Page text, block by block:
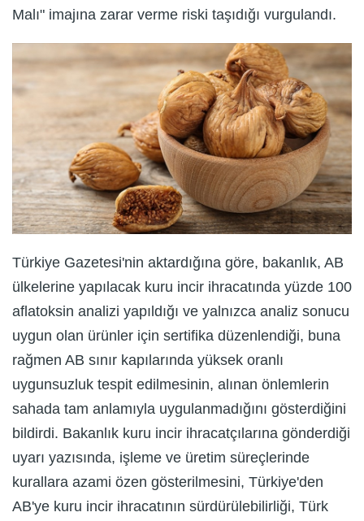
Malı" imajına zarar verme riski taşıdığı vurgulandı.
Türkiye Gazetesi'nin aktardığına göre, bakanlık, AB
ülkelerine yapılacak kuru incir ihracatında yüzde 100
aflatoksin analizi yapıldığı ve yalnızca analiz sonucu
uygun olan ürünler için sertifika düzenlendiği, buna
rağmen AB sınır kapılarında yüksek oranlı
uygunsuzluk tespit edilmesinin, alınan önlemlerin
sahada tam anlamıyla uygulanmadığını gösterdiğini
bildirdi. Bakanlık kuru incir ihracatçılarına gönderdiği
uyarı yazısında, işleme ve üretim süreçlerinde
kurallara azami özen gösterilmesini, Türkiye'den
AB'ye kuru incir ihracatının sürdürülebilirliği, Türk